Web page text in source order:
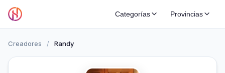
Categorías Provincias
Creadores / Randy